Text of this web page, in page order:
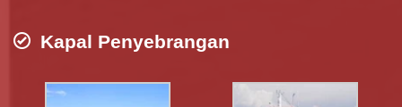
Kapal Penyebrangan